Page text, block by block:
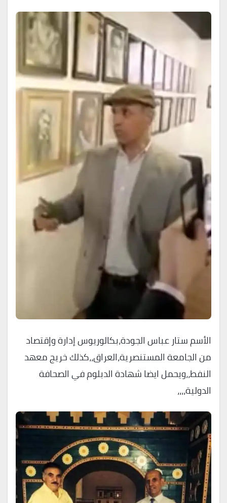
الأسم ستار عباس الجودة،بكالوريوس إدارة وإقتصاد
من الجامعة المستنصرية،العراق،،كذلك خريج معهد
النفط،،ويحمل ايضا شهادة الدبلوم في الصحافة
الدولية،،،،